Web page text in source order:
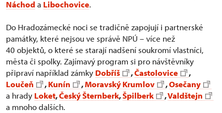
Náchoda Libochovice.
Do Hradozámecké noci se tradičně zapojují i partnerské
památky, které nejsou ve správě NPÚ – více než
40 objektů, o které se starají nadšení soukromí vlastníci,
města či spolky. Zajímavý program si pro návštěvníky
připraví například zámky Dobříš ,Častolovice
,
Loučeň
,Kunín ,Moravský Krumlov ,Osečany
a hrady Loket,Český Šternberk,Špilberk ,Valdštejn
a mnoho dalších.